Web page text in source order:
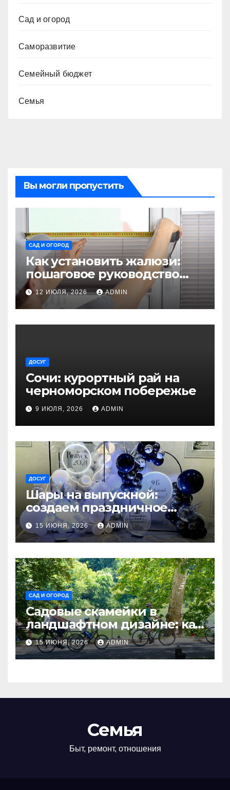
Сад и огород
Саморазвитие
Семейный бюджет
Семья
Вы могли пропустить
САД И ОГОРОД
Как установить жалюзи:
пошаговое руководство
для начинающих
12 ИЮЛЯ, 2026 ADMIN
ДОСУГ
Сочи: курортный рай на
черноморском побережье
9 ИЮЛЯ, 2026 ADMIN
ДОСУГ
Шары на выпускной:
создаем праздничное
настроение
15 ИЮНЯ, 2026 ADMIN
САД И ОГОРОД
Садовые скамейки в
ландшафтном дизайне: как
украсить территорию
Madmetal.ru и создать зону
отдыха
15 ИЮНЯ, 2026 ADMIN
Семья
Быт, ремонт, отношения